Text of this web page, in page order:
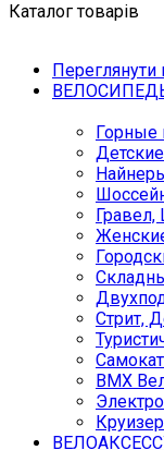
Каталог товарів
Переглянути
Горные
Гравел,
Стрит,
BMX